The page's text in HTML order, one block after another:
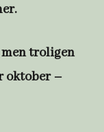
troligen
oktober –